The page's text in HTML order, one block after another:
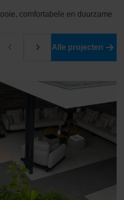
comfortabele en duurzame
Alle projecten